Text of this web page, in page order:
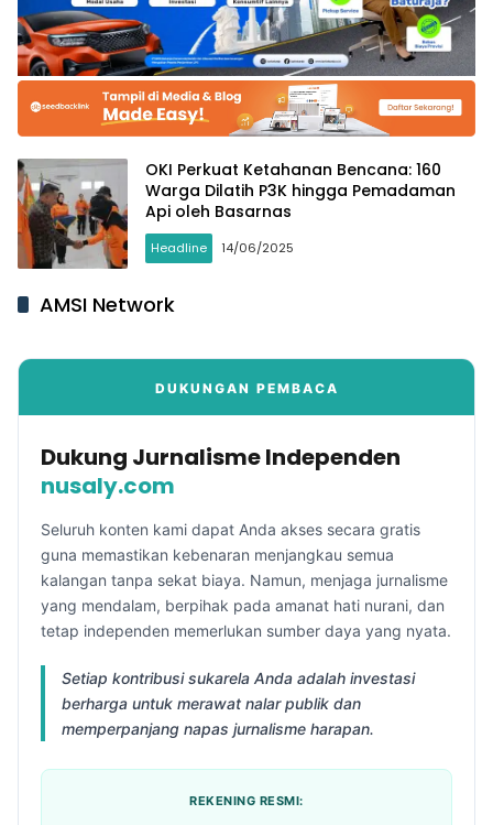
OKI Perkuat Ketahanan Bencana: 160
Warga Dilatih P3K hingga Pemadaman
Api oleh Basarnas
Headline 14/06/2025
AMSI Network
DUKUNGAN PEMBACA
Dukung Jurnalisme Independen
nusaly.com
Seluruh konten kami dapat Anda akses secara gratis
guna memastikan kebenaran menjangkau semua
kalangan tanpa sekat biaya. Namun, menjaga jurnalisme
yang mendalam, berpihak pada amanat hati nurani, dan
tetap independen memerlukan sumber daya yang nyata.
Setiap kontribusi sukarela Anda adalah investasi
berharga untuk merawat nalar publik dan
memperpanjang napas jurnalisme harapan.
REKENING RESMI: